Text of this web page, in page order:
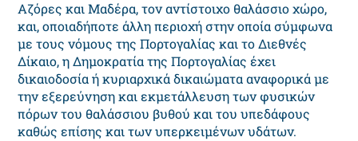
Αζόρες και Μαδέρα, τον αντίστοιχο θαλάσσιο χώρο,
και, οποιαδήποτε άλλη περιοχή στην οποία σύμφωνα
με τους νόμους της Πορτογαλίας και το Διεθνές
Δίκαιο, η Δημοκρατία της Πορτογαλίας έχει
δικαιοδοσία ή κυριαρχικά δικαιώματα αναφορικά με
την εξερεύνηση και εκμετάλλευση των φυσικών
πόρων του θαλάσσιου βυθού και του υπεδάφους
καθώς επίσης και των υπερκειμένων υδάτων.